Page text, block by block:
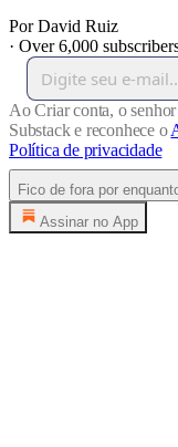
Por David Ruiz
· Over 6,000
Ao Criar conta, o
Substack e reconhece o
Política de privacidade
Fico de fora por
Assinar no App